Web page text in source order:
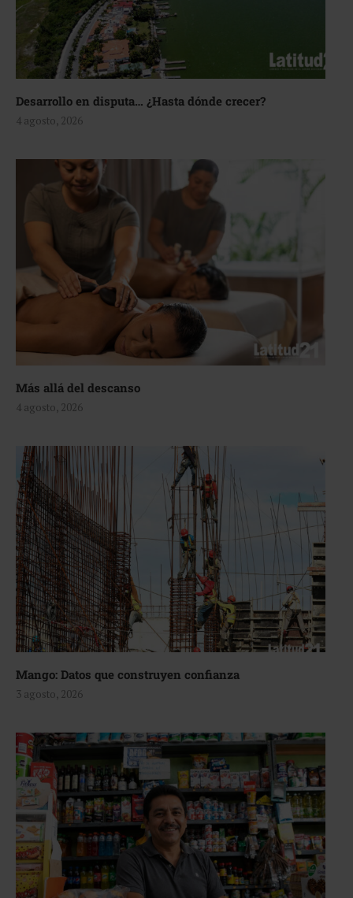
Desarrollo en disputa… ¿Hasta dónde crecer?
4 agosto, 2026
Más allá del descanso
4 agosto, 2026
Mango: Datos que construyen confianza
3 agosto, 2026